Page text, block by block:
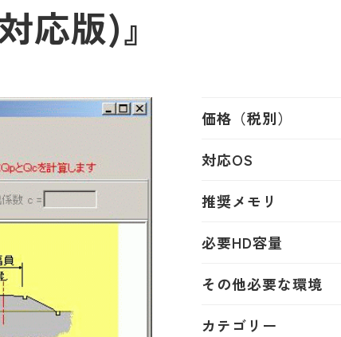
応版)』
価格（税別）
対応OS
推奨メモリ
必要HD容量
その他必要な環境
カテゴリー